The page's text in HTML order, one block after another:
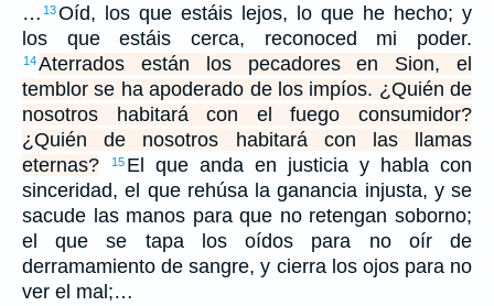
… 13Oíd, los que estáis lejos, lo que he hecho; y
los que estáis cerca, reconoced mi poder.
14Aterrados están los pecadores en Sion, el
temblor se ha apoderado de los impíos. ¿Quién de
nosotros habitará con el fuego consumidor?
¿Quién de nosotros habitará con las llamas
eternas?
15 El que anda en justicia y habla con
sinceridad, el que rehúsa la ganancia injusta, y se
sacude las manos para que no retengan soborno;
el que se tapa los oídos para no oír de
derramamiento de sangre, y cierra los ojos para no
ver el mal;…